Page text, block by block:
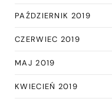
PAŹDZIERNIK 2019
CZERWIEC 2019
MAJ 2019
KWIECIEŃ 2019